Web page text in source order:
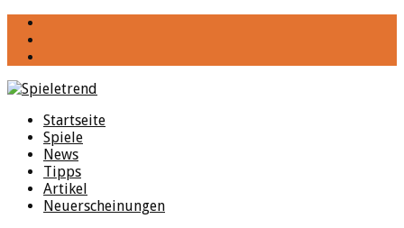
Startseite
Spiele
News
Tipps
Artikel
Neuerscheinungen